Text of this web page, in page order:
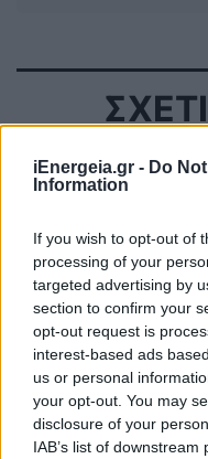
iEnergeia.gr - Do
Information
If you wish to opt-out of
processing of your
targeted advertising by
section to confirm your
opt-out request is
interest-based ads
us or personal
your opt-out. You may
disclosure of your
IAB’s list of